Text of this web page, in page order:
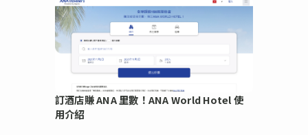
訂酒店賺 ANA 里數！ANA World Hotel 使
用介紹